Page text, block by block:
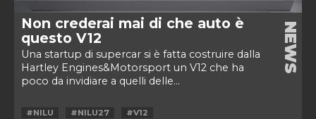
Non crederai mai di che auto è
questo V12
Una startup di supercar si è fatta costruire dalla
Hartley Engines&Motorsport un V12 che ha
poco da invidiare a quelli delle...
NEWS
#NILU #NILU27 #V12